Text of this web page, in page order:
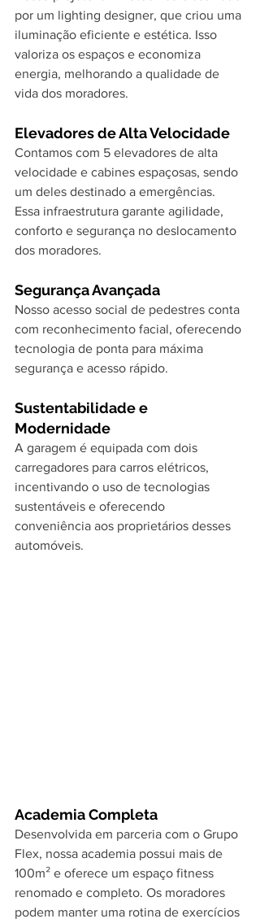
por um lighting designer, que criou uma
iluminação eficiente e estética. Isso
valoriza os espaços e economiza
energia, melhorando a qualidade de
vida dos moradores.
Elevadores de Alta Velocidade
Contamos com 5 elevadores de alta
velocidade e cabines espaçosas, sendo
um deles destinado a emergências.
Essa infraestrutura garante agilidade,
conforto e segurança no deslocamento
dos moradores.
Segurança Avançada
Nosso acesso social de pedestres conta
com reconhecimento facial, oferecendo
tecnologia de ponta para máxima
segurança e acesso rápido.
Sustentabilidade e
Modernidade
A garagem é equipada com dois
carregadores para carros elétricos,
incentivando o uso de tecnologias
sustentáveis e oferecendo
conveniência aos proprietários desses
automóveis.
Academia Completa
Desenvolvida em parceria com o Grupo
Flex, nossa academia possui mais de
100m² e oferece um espaço fitness
renomado e completo. Os moradores
podem manter uma rotina de exercícios